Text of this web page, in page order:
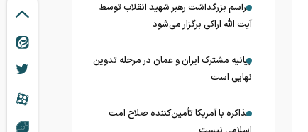
مراسم بزرگداشت رهبر شهید انقلاب توسط
آیت الله اراکی برگزار می‌شود
بیانیه مشترک ایران و عمان در مرحله تدوین
نهایی است
مذاکره با آمریکا تأمین‌کننده صلاح امت